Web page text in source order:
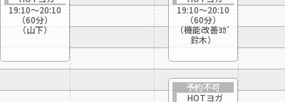
19:10〜20:10
（60分）
（山下）
19:10〜20:10
（60分）
（機能改善ﾖｶﾞ
鈴木）
予約不可
HOTヨガ